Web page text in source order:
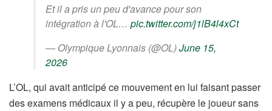
Et il a pris un peu d'avance pour son
intégration à l'OL… pic.twitter.com/j1lB4l4xCt
— Olympique Lyonnais (@OL)June 15,
2026
L’OL, qui avait anticipé ce mouvement en lui faisant passer
des examens médicaux il y a peu, récupère le joueur sans